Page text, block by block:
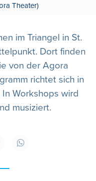
Theater)
im Triangel in St.
Dort finden
von der Agora
richtet sich in
Workshops wird
musiziert.